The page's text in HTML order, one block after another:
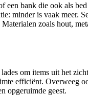
bank die ook als
minder is vaak meer.
zoals hout,
om items uit het
efficiënt. Overweeg
opgeruimde geest.